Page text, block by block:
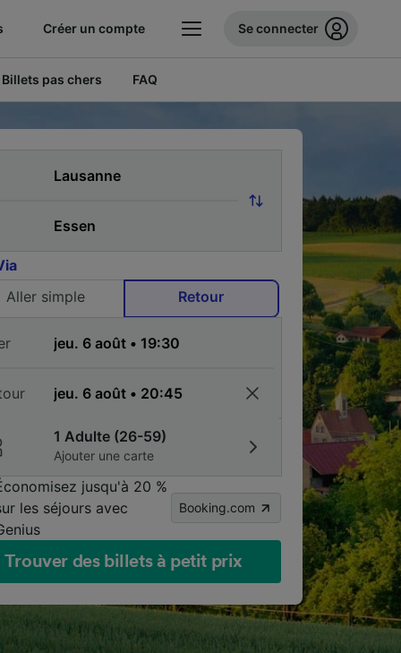
Créer un compte Se connecter
Billets pas chers FAQ
Aller simple
Retour
1 Adulte (26-59)
Ajouter une carte
jusqu'à 20 %
les séjours avec
Booking.com
Trouver des billets à petit prix